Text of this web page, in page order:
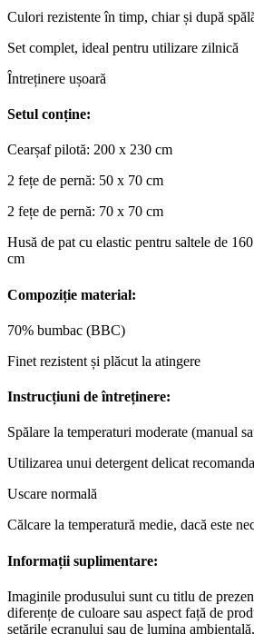
Culori rezistente în timp, chiar și după
Set complet, ideal pentru utilizare zilnică
Întreținere ușoară
Setul conține:
Cearșaf pilotă: 200 x 230 cm
2 fețe de pernă: 50 x 70 cm
2 fețe de pernă: 70 x 70 cm
Husă de pat cu elastic pentru saltele de
cm
Compoziție material:
70% bumbac (BBC)
Finet rezistent și plăcut la atingere
Instrucțiuni de întreținere:
Spălare la temperaturi moderate (manual
Utilizarea unui detergent delicat
Uscare normală
Călcare la temperatură medie, dacă este
Informații suplimentare:
Imaginile produsului sunt cu titlu de
diferențe de culoare sau aspect față de
setările ecranului sau de lumina ambientală.